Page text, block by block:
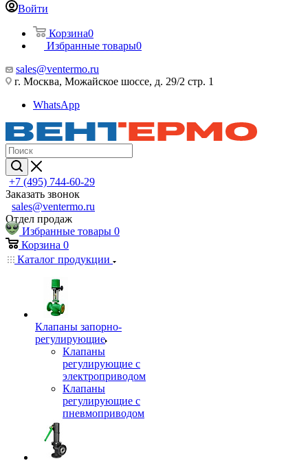
Войти
Корзина0
Избранные товары0
sales@ventermo.ru
г. Москва, Можайское шоссе, д. 29/2 стр. 1
WhatsApp
+7 (495) 744-60-29
Заказать звонок
sales@ventermo.ru
Отдел продаж
Избранные товары 0
Корзина 0
Каталог продукции
Клапаны запорно-
регулирующие
Клапаны
регулирующие с
электроприводом
Клапаны
регулирующие с
пневмоприводом